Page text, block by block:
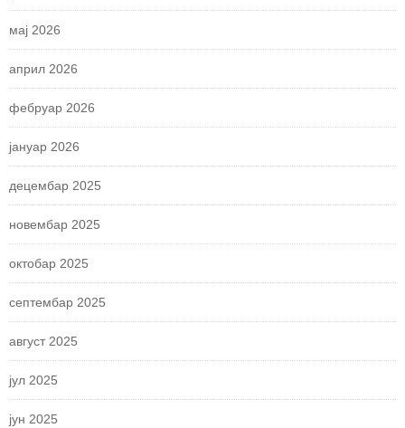
мај 2026
април 2026
фебруар 2026
јануар 2026
децембар 2025
новембар 2025
октобар 2025
септембар 2025
август 2025
јул 2025
јун 2025